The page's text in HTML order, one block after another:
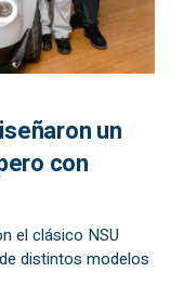
un
con
el clásico NSU
distintos modelos